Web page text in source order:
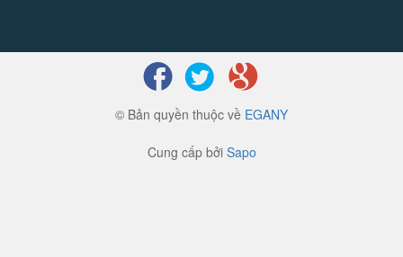
© Bản quyền thuộc về EGANY
Cung cấp bởi Sapo